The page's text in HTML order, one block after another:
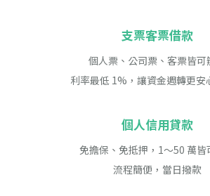
支票客票借款
個人票、公司票、客票皆可
利率最低 1%，讓資金週轉更安
個人信用貸款
免擔保、免抵押，1〜50 萬皆
流程簡便，當日撥款